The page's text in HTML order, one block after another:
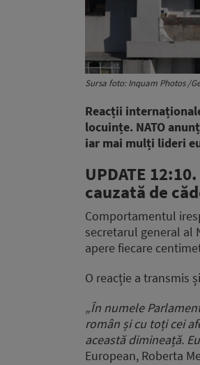
Sursa foto: Inquam Photos /
Reacții
locuințe. NATO
iar mai mulți lideri
UPDATE
cauzată de
Comportamentul
secretarul general al
apere fiecare
O reacție a transmis și
„În numele
român și cu toți cei
această dimineață.
European, Roberta